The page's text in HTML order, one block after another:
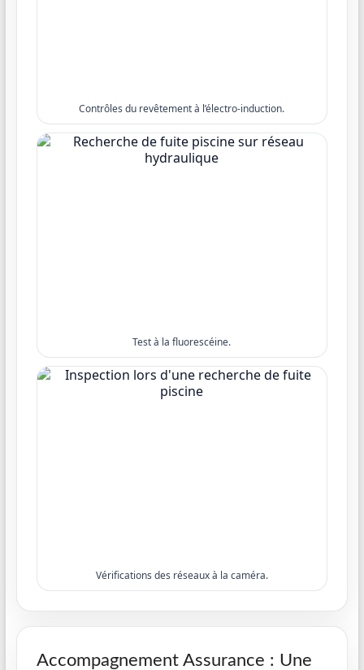
Contrôles du revêtement à l’électro-induction.
Test à la fluorescéine.
Vérifications des réseaux à la caméra.
Accompagnement Assurance : Une